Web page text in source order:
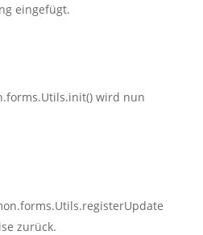
eingefügt.
wird nun
zurück.